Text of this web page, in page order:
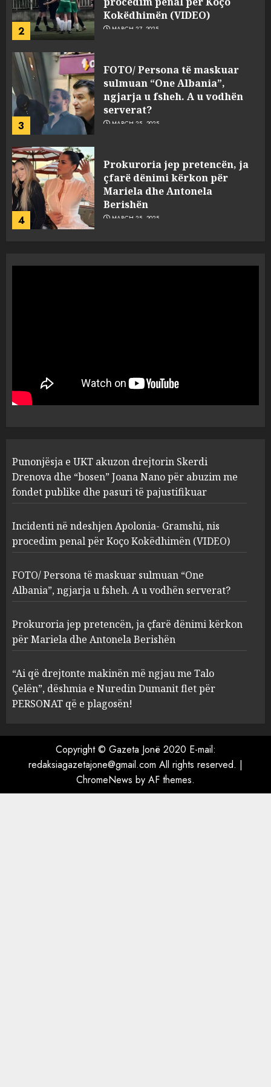
3
ngjarja u fsheh. A u vodhën
serverat?
4
Prokuroria jep pretencën, ja
çfarë dënimi kërkon për
Mariela dhe Antonela
Berishën
5
“Ai që drejtonte makinën më
ngjau me Talo Çelën”,
dëshmia e Nuredin Dumanit
flet për PERSONAT që e
Punonjësja e UKT akuzon
Apolonia- Gramshi, nis
procedim penal për Koço
Kokëdhimën (VIDEO)
FOTO/ Persona të maskuar
sulmuan “One Albania”,
ngjarja u fsheh. A u vodhën
serverat?
Prokuroria jep pretencën, ja
Mariela dhe Antonela
Berishën
5
“Ai që drejtonte makinën më
dëshmia e Nuredin Dumanit
flet për PERSONAT që e
plagosën!
Punonjësja e UKT akuzon drejtorin Skerdi
Drenova dhe “bosen” Joana Nano për abuzim me
fondet publike dhe pasuri të pajustifikuar
Incidenti në ndeshjen Apolonia- Gramshi, nis
procedim penal për Koço Kokëdhimën (VIDEO)
FOTO/ Persona të maskuar sulmuan “One
Albania”, ngjarja u fsheh. A u vodhën serverat?
Prokuroria jep pretencën, ja çfarë dënimi kërkon
për Mariela dhe Antonela Berishën
“Ai që drejtonte makinën më ngjau me Talo
Çelën”, dëshmia e Nuredin Dumanit flet për
PERSONAT që e plagosën!
Copyright © Gazeta Jonë 2020 E-mail:
redaksiagazetajone@gmail.com All rights reserved. |
ChromeNews by AF themes.